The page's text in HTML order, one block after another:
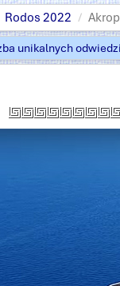
Rodos 2022
unikalnych